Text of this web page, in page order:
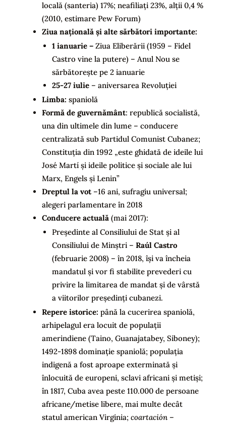
locală (santeria) 17%; neafiliați 23%, alții 0,4 %
(2010, estimare Pew Forum)
Ziua națională și alte sărbători importante:
1 ianuarie – Ziua Eliberării (1959 – Fidel
Castro vine la putere) – Anul Nou se
sărbătorește pe 2 ianuarie
25-27 iulie – aniversarea Revoluției
Limba: spaniolă
Formă de guvernământ: republică socialistă,
una din ultimele din lume – conducere
centralizată sub Partidul Comunist Cubanez;
Constituția din 1992 „este ghidată de ideile lui
José Martí și ideile politice și sociale ale lui
Marx, Engels și Lenin”
Dreptul la vot–16 ani, sufragiu universal;
alegeri parlamentare în 2018
Conducere actuală (mai 2017): ­
Președinte al Consiliului de Stat și al
Consiliului de Minștri – Raúl Castro
(februarie 2008) – în 2018, își va încheia
mandatul și vor fi stabilite prevederi cu
privire la limitarea de mandat și de vârstă
a viitorilor președinți cubanezi.
Repere istorice: până la cucerirea spaniolă,
arhipelagul era locuit de populații
amerindiene (Taino, Guanajatabey, Siboney);
1492-1898 dominație spaniolă; populația
indigenă a fost aproape exterminată și
înlocuită de europeni, sclavi africani și metiși;
în 1817, Cuba avea peste 110.000 de persoane
africane/metise libere, mai multe decât
statul american Virginia; coartación–